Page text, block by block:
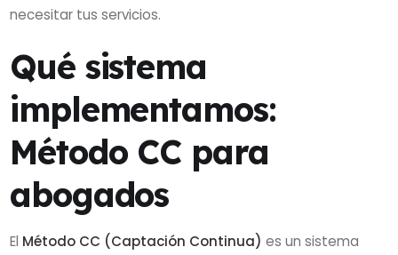
necesitar tus servicios.
Qué sistema
implementamos:
Método CC para
abogados
El Método CC (Captación Continua) es un sistema